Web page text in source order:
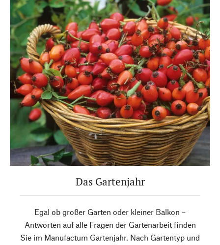
Das Gartenjahr
Egal ob großer Garten oder kleiner Balkon –
Antworten auf alle Fragen der Gartenarbeit finden
Sie im Manufactum Gartenjahr. Nach Gartentyp und